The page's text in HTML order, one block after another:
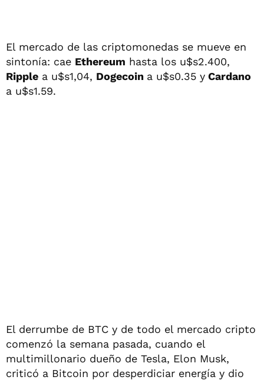
El mercado de las criptomonedas se mueve en
sintonía: cae Ethereum hasta los u$s2.400,
Ripple a u$s1,04, Dogecoin a u$s0.35 y Cardano
a u$s1.59.
El derrumbe de BTC y de todo el mercado cripto
comenzó la semana pasada, cuando el
multimillonario dueño de Tesla, Elon Musk,
criticó a Bitcoin por desperdiciar energía y dio